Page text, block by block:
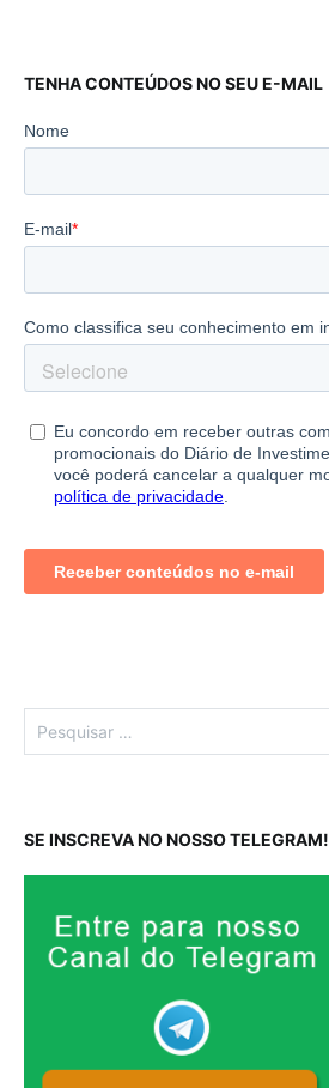
TENHA CONTEÚDOS NO SEU E-MAIL
Pesquisar
por:
SE INSCREVA NO NOSSO TELEGRAM!